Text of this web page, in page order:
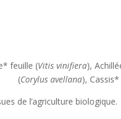
feuille (Vitis vinifiera),
(Corylus avellana),
de l’agriculture biologique.